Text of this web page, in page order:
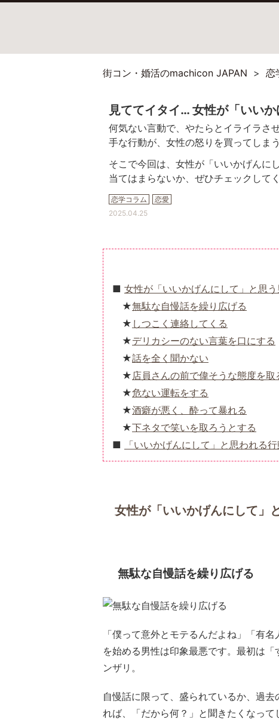
街コン・婚活のmachicon JAPAN 恋
見ててイタイ… 女性が「いい
何気ない言動で、やたらとイライラさ
手な行動が、女性の怒りを買ってしまう
そこで今回は、女性が「いいかげんに
当てはまらないか、ぜひチェックして
恋学コラム 恋愛
2025.04.25
女性が「いいかげんにして」と思
無駄な自慢話を繰り広げる
しつこく連絡してくる
デリカシーのない言葉を口にする
話を全く聞かない
店員さんの前で偉そうな態度を取
危ない運転をする
酒癖が悪く、酔って暴れる
下ネタで笑いを取ろうとする
「いいかげんにして」と思われる行
女性が「いいかげんにして」
無駄な自慢話を繰り広げる
「僕って意外とモテるんだよね」「有
を始める男性は印象最悪です。最初は
ンザリ。
自慢話に限って、盛られているか、過
れば、「だから何？」と聞きたくなって